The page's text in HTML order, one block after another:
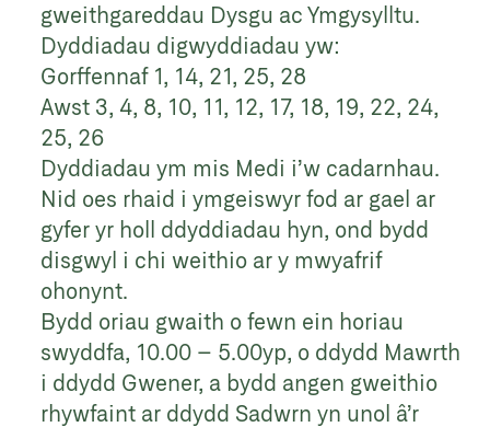
gweithgareddau Dysgu ac Ymgysylltu.
Dyddiadau digwyddiadau yw:
Gorffennaf 1, 14, 21, 25, 28
Awst 3, 4, 8, 10, 11, 12, 17, 18, 19, 22, 24,
25, 26
Dyddiadau ym mis Medi i’w cadarnhau.
Nid oes rhaid i ymgeiswyr fod ar gael ar
gyfer yr holl ddyddiadau hyn, ond bydd
disgwyl i chi weithio ar y mwyafrif
ohonynt.
Bydd oriau gwaith o fewn ein horiau
swyddfa, 10.00 – 5.00yp, o ddydd Mawrth
i ddydd Gwener, a bydd angen gweithio
rhywfaint ar ddydd Sadwrn yn unol â’r